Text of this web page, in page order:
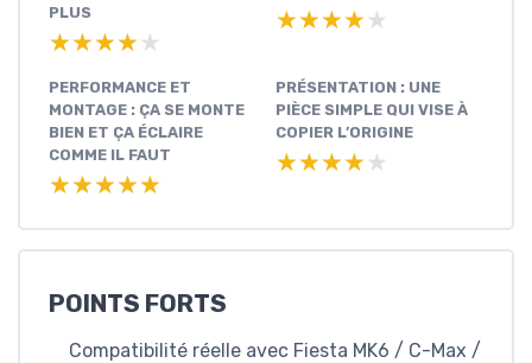
PLUS
★★★★★
★★★★★
★★★★★
★★★★★
PERFORMANCE ET
MONTAGE : ÇA SE MONTE
BIEN ET ÇA ÉCLAIRE
COMME IL FAUT
★★★★★
★★★★★
PRÉSENTATION : UNE
PIÈCE SIMPLE QUI VISE À
COPIER L’ORIGINE
★★★★★
★★★★★
POINTS FORTS
Compatibilité réelle avec Fiesta MK6 / C-Max /